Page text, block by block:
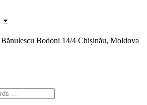
Bodoni 14/4 Chișinău, Moldova